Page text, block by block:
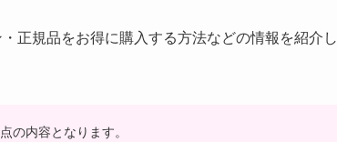
正規品をお得に購入する方法などの情報を紹介し
の内容となります。